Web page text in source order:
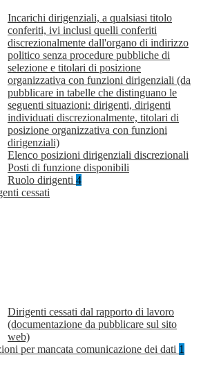
Incarichi dirigenziali, a qualsiasi titolo
conferiti, ivi inclusi quelli conferiti
discrezionalmente dall'organo di indirizzo
politico senza procedure pubbliche di
selezione e titolari di posizione
organizzativa con funzioni dirigenziali (da
pubblicare in tabelle che distinguano le
seguenti situazioni: dirigenti, dirigenti
individuati discrezionalmente, titolari di
posizione organizzativa con funzioni
dirigenziali)
Elenco posizioni dirigenziali discrezionali
Posti di funzione disponibili
Ruolo dirigenti 4
cessati
Dirigenti cessati dal rapporto di lavoro
(documentazione da pubblicare sul sito
web)
per mancata comunicazione dei dati 1